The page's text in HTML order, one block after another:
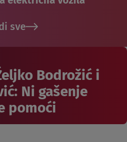
sve
Bodrožić i
Ni gašenje
pomoći